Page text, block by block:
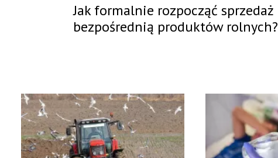
Jak formalnie rozpocząć sprzedaż
bezpośrednią produktów rolnych?